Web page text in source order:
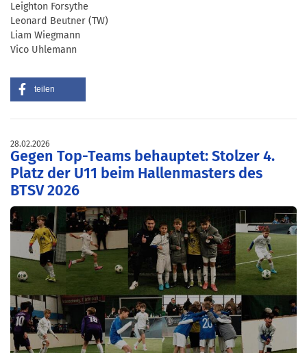
Leighton Forsythe
Leonard Beutner (TW)
Liam Wiegmann
Vico Uhlemann
teilen
28.02.2026
Gegen Top-Teams behauptet: Stolzer 4.
Platz der U11 beim Hallenmasters des
BTSV 2026